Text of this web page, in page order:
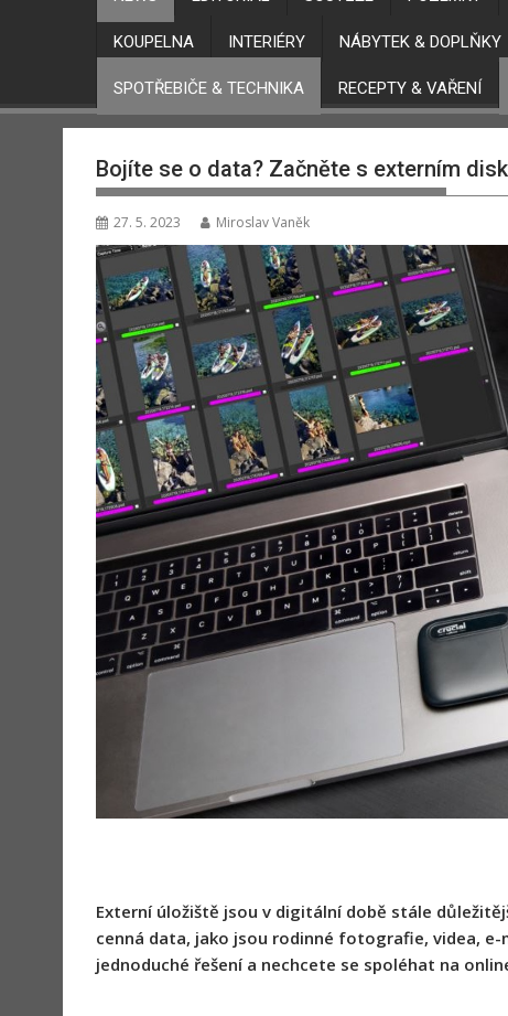
KOUPELNA INTERIÉRY NÁBYTEK & DOPLŇKY
SPOTŘEBIČE & TECHNIKA RECEPTY & VAŘENÍ
Bojíte se o data? Začněte s externím
27. 5. 2023 Miroslav Vaněk
Externí úložiště jsou v digitální době stále
cenná data, jako jsou rodinné fotografie, videa,
jednoduché řešení a nechcete se spoléhat na